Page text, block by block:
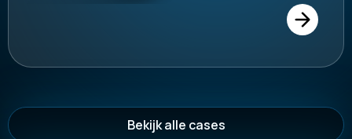
Bekijk alle cases